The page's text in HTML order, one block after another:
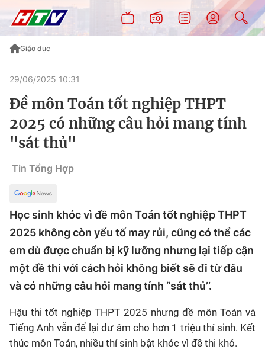
Giáo dục
29/06/2025 10:31
Đề môn Toán tốt nghiệp THPT
2025 có những câu hỏi mang tính
"sát thủ"
Tin Tổng Hợp
Học sinh khóc vì đề môn Toán tốt nghiệp THPT
2025 không còn yếu tố may rủi, cũng có thể các
em dù được chuẩn bị kỹ lưỡng nhưng lại tiếp cận
một đề thi với cách hỏi không biết sẽ đi từ đâu
và có những câu hỏi mang tính “sát thủ’’.
Hậu thi tốt nghiệp THPT 2025 nhưng đề môn Toán và
Tiếng Anh vẫn để lại dư âm cho hơn 1 triệu thí sinh. Kết
thúc môn Toán, nhiều thí sinh bật khóc vì đề thi khó.